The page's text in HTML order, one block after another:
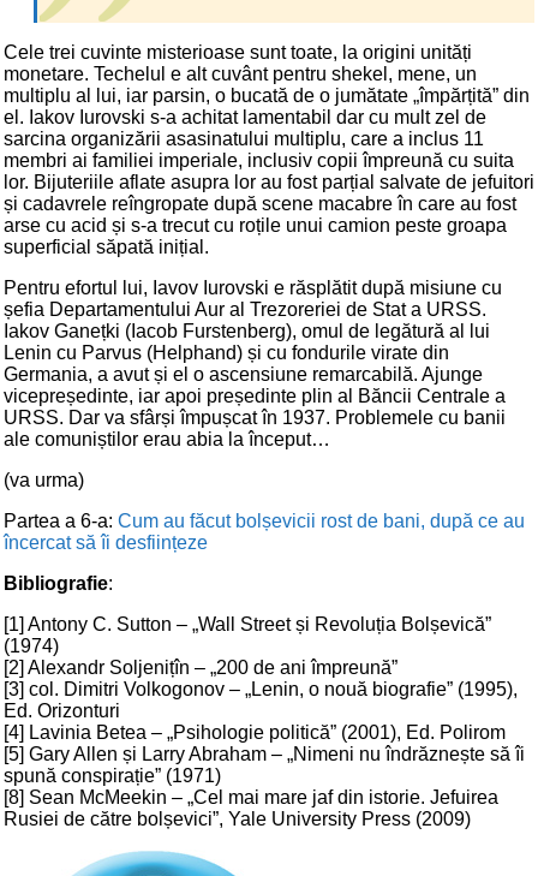
Cele trei cuvinte misterioase sunt toate, la origini unități
monetare. Techelul e alt cuvânt pentru shekel, mene, un
multiplu al lui, iar parsin, o bucată de o jumătate „împărțită” din
el. Iakov Iurovski s-a achitat lamentabil dar cu mult zel de
sarcina organizării asasinatului multiplu, care a inclus 11
membri ai familiei imperiale, inclusiv copii împreună cu suita
lor. Bijuteriile aflate asupra lor au fost parțial salvate de jefuitori
și cadavrele reîngropate după scene macabre în care au fost
arse cu acid și s-a trecut cu roțile unui camion peste groapa
superficial săpată inițial.
Pentru efortul lui, Iavov Iurovski e răsplătit după misiune cu
șefia Departamentului Aur al Trezoreriei de Stat a URSS.
Iakov Ganețki (Iacob Furstenberg), omul de legătură al lui
Lenin cu Parvus (Helphand) și cu fondurile virate din
Germania, a avut și el o ascensiune remarcabilă. Ajunge
vicepreședinte, iar apoi președinte plin al Băncii Centrale a
URSS. Dar va sfârși împușcat în 1937. Problemele cu banii
ale comuniștilor erau abia la început…
(va urma)
Partea a 6-a: Cum au făcut bolșevicii rost de bani, după ce au
încercat să îi desființeze
Bibliografie:
[1] Antony C. Sutton – „Wall Street și Revoluția Bolșevică”
(1974)
[2] Alexandr Soljenițîn – „200 de ani împreună”
[3] col. Dimitri Volkogonov – „Lenin, o nouă biografie” (1995),
Ed. Orizonturi
[4] Lavinia Betea – „Psihologie politică” (2001), Ed. Polirom
[5] Gary Allen și Larry Abraham – „Nimeni nu îndrăznește să îi
spună conspirație” (1971)
[8] Sean McMeekin – „Cel mai mare jaf din istorie. Jefuirea
Rusiei de către bolșevici”, Yale University Press (2009)